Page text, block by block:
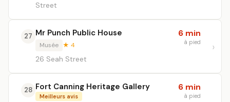
Street
27 Mr Punch Public House
Musée ★ 4
26 Seah Street
6 min
à pied
28 Fort Canning Heritage Gallery
Meilleurs avis
6 min
à pied